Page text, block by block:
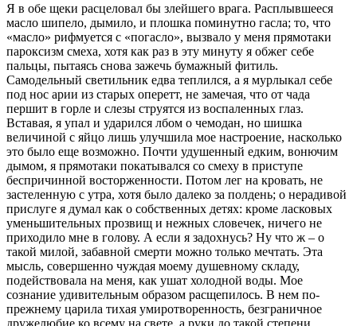
Я в обе щеки расцеловал бы злейшего врага. Расплывшееся
масло шипело, дымило, и плошка поминутно гасла; то, что
«масло» рифмуется с «погасло», вызвало у меня прямотаки
пароксизм смеха, хотя как раз в эту минуту я обжег себе
пальцы, пытаясь снова зажечь бумажный фитиль.
Самодельный светильник едва теплился, а я мурлыкал себе
под нос арии из старых оперетт, не замечая, что от чада
першит в горле и слезы струятся из воспаленных глаз.
Вставая, я упал и ударился лбом о чемодан, но шишка
величиной с яйцо лишь улучшила мое настроение, насколько
это было еще возможно. Почти удушенный едким, вонючим
дымом, я прямотаки покатывался со смеху в приступе
беспричинной восторженности. Потом лег на кровать, не
застеленную с утра, хотя было далеко за полдень; о нерадивой
прислуге я думал как о собственных детях: кроме ласковых
уменьшительных прозвищ и нежных словечек, ничего не
приходило мне в голову. А если я задохнусь? Ну что ж – о
такой милой, забавной смерти можно только мечтать. Эта
мысль, совершенно чуждая моему душевному складу,
подействовала на меня, как ушат холодной воды. Мое
сознание удивительным образом расщепилось. В нем по-
прежнему царила тихая умиротворенность, безграничное
дружелюбие ко всему на свете, а руки до такой степени